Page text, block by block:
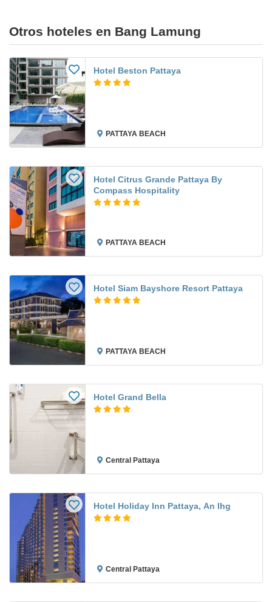
Otros hoteles en Bang Lamung
Hotel Beston Pattaya
PATTAYA BEACH
Hotel Citrus Grande Pattaya By
Compass Hospitality
PATTAYA BEACH
Hotel Siam Bayshore Resort Pattaya
PATTAYA BEACH
Hotel Grand Bella
Central Pattaya
Hotel Holiday Inn Pattaya, An Ihg
Central Pattaya